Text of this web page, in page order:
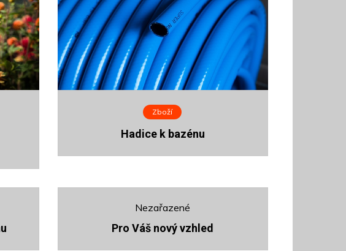
Zboží
Hadice k bazénu
Nezařazené
Pro Váš nový vzhled